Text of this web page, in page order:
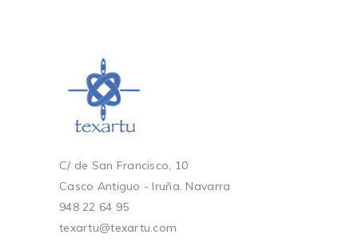
C/ de San Francisco, 10
Casco Antiguo - Iruña. Navarra
948 22 64 95
texartu@texartu.com